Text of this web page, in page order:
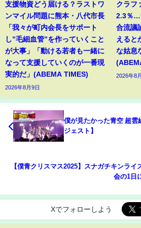
支援物資どう届ける？ラストワ
ンマイル問題に熊本・八代市長
「我々が町内会長をサポート
し”毛細血管”を作っていくこと
が大事」「動ける若者も一緒に
なって支援していくのが一番現
実的だ」(ABEMA TIMES)
2026年8月9日
クラフ
2.3％…
合流議
えると
な姑息
2026年8
僕が見たかった青空 超雲
ジェスト】
【僕青クリスマス2025】スナガチキンライ
会の1日
Xでフォローしよう